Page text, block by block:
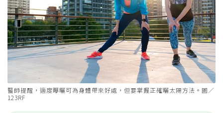
醫師提醒，適度曝曬可為身體帶來好處，但要掌握正確曬太陽方法。圖／
123RF